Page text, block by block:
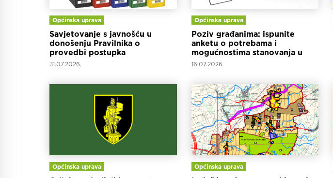
Općinska uprava
Savjetovanje s javnošću u
donošenju Pravilnika o
provedbi postupka
jednostavne nabave za Općinu
31.07.2026.
Općinska uprava
Poziv građanima: ispunite
anketu o potrebama i
mogućnostima stanovanja u
Varaždinskoj županiji
16.07.2026.
Općinska uprava Općinska uprava